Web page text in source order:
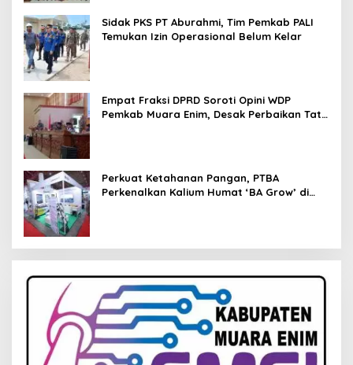
Sidak PKS PT Aburahmi, Tim Pemkab PALI
Temukan Izin Operasional Belum Kelar
Empat Fraksi DPRD Soroti Opini WDP
Pemkab Muara Enim, Desak Perbaikan Tata
Perkuat Ketahanan Pangan, PTBA
Perkenalkan Kalium Humat ‘BA Grow’ di